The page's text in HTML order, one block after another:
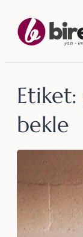
geç
Etiket:
bekle